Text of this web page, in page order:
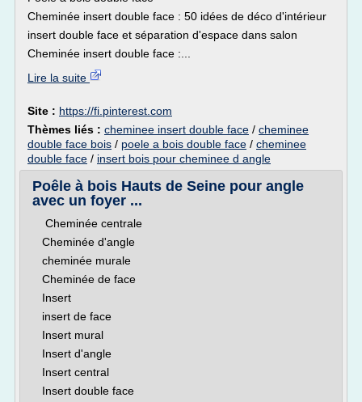
Cheminée insert double face : 50 idées de déco d'intérieur
insert double face et séparation d'espace dans salon
Cheminée insert double face :...
Lire la suite
Site : https://fi.pinterest.com
Thèmes liés : cheminee insert double face / cheminee
double face bois / poele a bois double face / cheminee
double face / insert bois pour cheminee d angle
Poêle à bois Hauts de Seine pour angle
avec un foyer ...
Cheminée centrale
Cheminée d'angle
cheminée murale
Cheminée de face
Insert
insert de face
Insert mural
Insert d'angle
Insert central
Insert double face